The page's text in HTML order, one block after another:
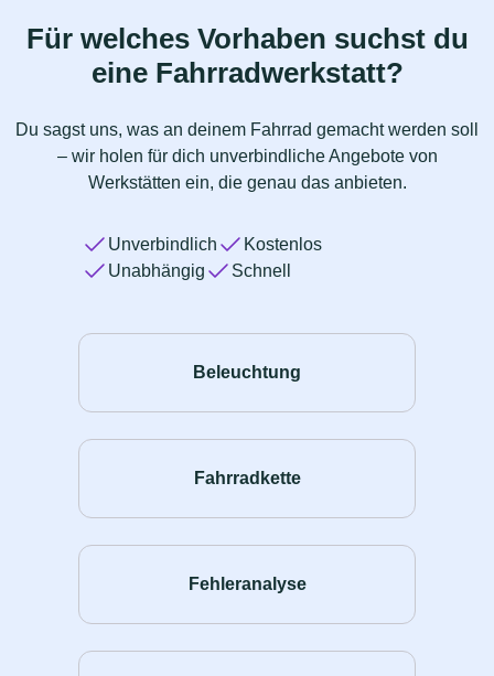
Für welches Vorhaben suchst du
eine Fahrradwerkstatt?
Du sagst uns, was an deinem Fahrrad gemacht werden soll
– wir holen für dich unverbindliche Angebote von
Werkstätten ein, die genau das anbieten.
Unverbindlich
Kostenlos
Unabhängig
Schnell
Beleuchtung
Fahrradkette
Fehleranalyse